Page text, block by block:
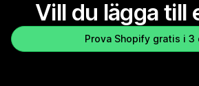
Vill du lägga till
Prova Shopify gratis i 3